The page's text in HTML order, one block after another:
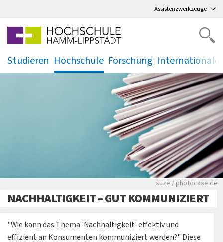
Assistenzwerkzeuge
Studieren
.
Hochschule
.
Forschung
. .
Viele Zeitungen.
suze / photocase.de
NACHHALTIGKEIT – GUT KOMMUNIZIERT
"Wie kann das Thema 'Nachhaltigkeit' effektiv und
effizient an Konsumenten kommuniziert werden?" Diese